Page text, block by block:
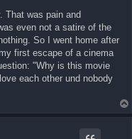
That was pain and
even not a satire of the
So I went home after
first escape of a cinema
"Why is this movie
each other und nobody